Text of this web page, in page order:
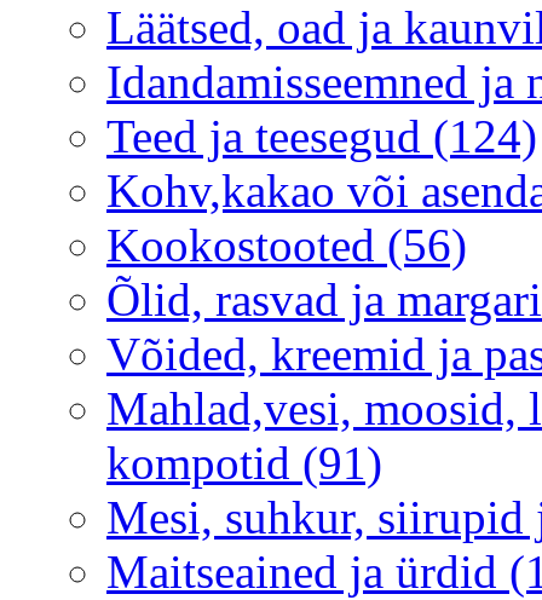
Läätsed, oad ja
Idandamisseemned ja
Teed ja teesegud (124)
Kohv,kakao või
Kookostooted (56)
Õlid, rasvad ja
Võided, kreemid ja
Mahlad,vesi, moosid,
kompotid (91)
Mesi, suhkur, siirupid
Maitseained ja ürdid